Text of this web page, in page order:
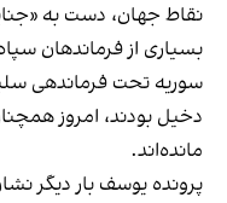
نقاط جهان، دست به
بسیاری از فرماندهان
سوریه تحت فرماندهی
دخیل بودند، امروز
مانده‌اند.
پرونده یوسف بار دیگر